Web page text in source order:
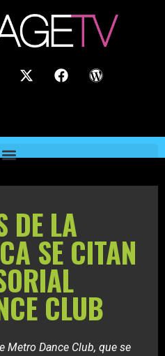
DE LA
SE CITAN
CLUB
Metro Dance Club, que se